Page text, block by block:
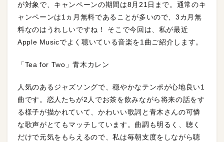
が対象で、キャンペーンの期間は8月21日まで。通常のキ
ャンペーンは1ヵ月無料であることが多いので、3カ月無
料なのはうれしいですね！ そこで今回は、私が最近
Apple Musicでよく聴いている音楽を1曲ご紹介します。
「Tea for Two」青木カレン
人気のあるジャズソングで、穏やかなテンポが心地良い1
曲です。恋人たちが2人でお茶を飲みながら将来の話をす
る様子が描かれていて、かわいい歌詞と青木さんの可憐
な歌声がとてもマッチしています。曲調も明るく、聴く
だけで元気をもらえるので、私は毎朝支度をしながら聴